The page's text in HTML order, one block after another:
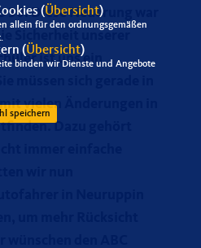
30. Diese Neuerung war
Sicherheit unserer
ist uns ein
müssen sich gerade in
vielen Änderungen in
Dazu gehört
(Übersicht)
allein für den ordnungsgemäßen
(Übersicht)
binden wir Dienste und Angebote
speichern